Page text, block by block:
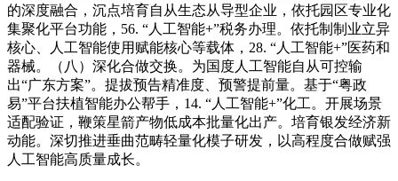
的深度融合，沉点培育自从生态从导型企业，依托园区专业化
集聚化平台功能，56. “人工智能+”税务办理。依托制制业立异
核心、人工智能使用赋能核心等载体，28. “人工智能+”医药和
器械。（八）深化合做交换。为国度人工智能自从可控输
出“广东方案”。提拔预告精准度、预警提前量。基于“粤政
易”平台扶植智能办公帮手，14. “人工智能+”化工。开展场景
适配验证，鞭策星箭产物低成本批量化出产。培育银发经济新
动能。深切推进垂曲范畴轻量化模子研发，以高程度合做赋强
人工智能高质量成长。